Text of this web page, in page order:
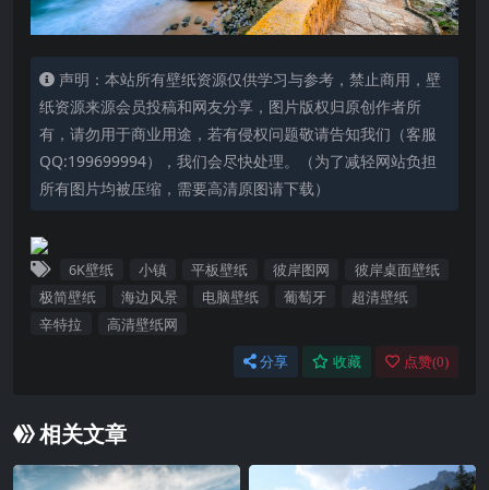
声明：本站所有壁纸资源仅供学习与参考，禁止商用，壁
纸资源来源会员投稿和网友分享，图片版权归原创作者所
有，请勿用于商业用途，若有侵权问题敬请告知我们（客服
QQ:199699994），我们会尽快处理。（为了减轻网站负担
所有图片均被压缩，需要高清原图请下载）
6K壁纸 小镇 平板壁纸 彼岸图网
彼岸桌面壁纸
极简壁纸
海边风景 电脑壁纸 葡萄牙
超清壁纸
辛特拉
高清壁纸网
分享 收藏 点赞(0)
相关文章